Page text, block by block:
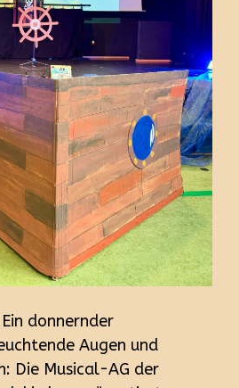
donnernder
Augen und
Die Musical-AG der